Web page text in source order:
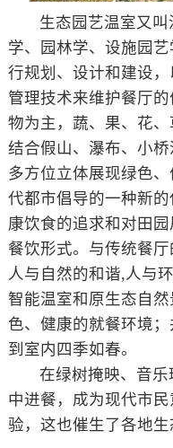
生态园艺温室又
学、园林学、设施园
行规划、设计和建设
管理技术来维护餐厅
物为主，蔬、果、花、
结合假山、瀑布、小桥
多方位立体展现绿色
代都市倡导的一种新
康饮食的追求和对田
餐饮形式。与传统餐
人与自然的和谐,人与
智能温室和原生态自
色、健康的就餐环境
到室内四季如春。
在绿树掩映、音
中进餐，成为现代市
验，这也催生了各地